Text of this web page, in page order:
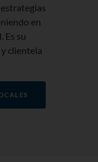
en
Es su
clientela